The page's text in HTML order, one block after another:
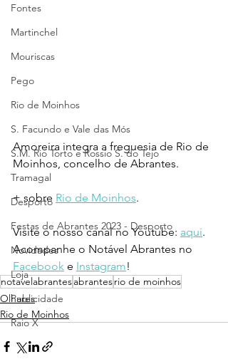
Fontes
Martinchel
Mouriscas
Pego
Rio de Moinhos
S. Facundo e Vale das Mós
S.M. Rio Torto e Rossio S. do Tejo
Tramagal
Desporto
Festas de Abrantes 2023 - Desporto
Novidades
Loja
Publicidade
Raio X
Amoreira integra a freguesia de Rio de
Moinhos, concelho de Abrantes.
+ sobre Rio de Moinhos.
Visite o nosso canal no Youtube: aqui.
Acompanhe o Notável Abrantes no
Facebook e Instagram!
notavelabrantesabrantesrio de moinhos
Olhares
Rio de Moinhos